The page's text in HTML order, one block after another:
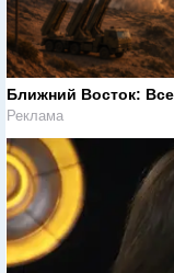
Ближний Восток:
Реклама